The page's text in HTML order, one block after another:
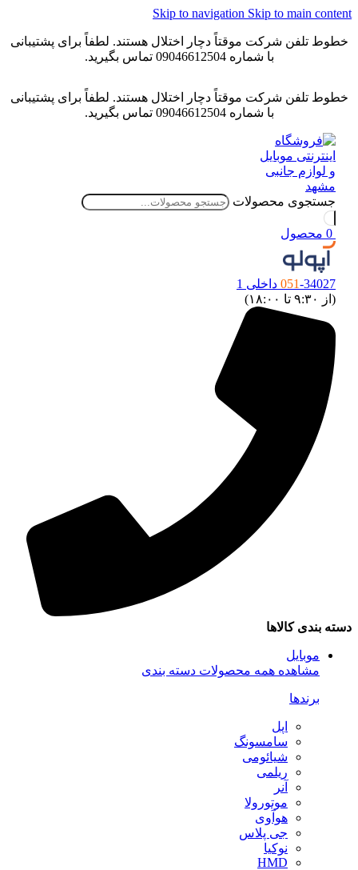
Skip to navigationSkip to main
خطوط تلفن شرکت موقتاً دچار اختلال هستند. لطفاً برای پشتیبانی
با شماره 09046612504 تماس بگیرید.
خطوط تلفن شرکت موقتاً دچار اختلال هستند. لطفاً برای پشتیبانی
با شماره 09046612504 تماس بگیرید.
جستجوی محصولات
محصول
051-34027 داخلی 1
(از ۹:۳۰ تا ۱۸:۰۰)
بندی کالاها
موبایل
مشاهده همه محصولات دسته بندی
برندها
اپل
سامسونگ
شیائومی
ریلمی
آنر
موتورولا
هوآوی
جی پلاس
نوکیا
HMD